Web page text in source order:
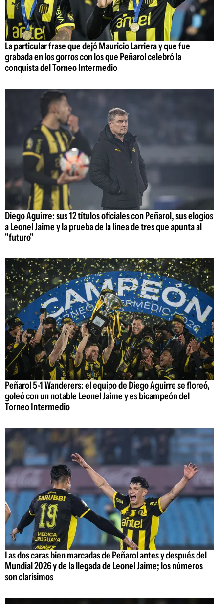
La particular frase que dejó Mauricio Larriera y que fue
grabada en los gorros con los que Peñarol celebró la
conquista del Torneo Intermedio
Diego Aguirre: sus 12 títulos oficiales con Peñarol, sus elogios
a Leonel Jaime y la prueba de la línea de tres que apunta al
"futuro"
Peñarol 5-1 Wanderers: el equipo de Diego Aguirre se floreó,
goleó con un notable Leonel Jaime y es bicampeón del
Torneo Intermedio
Las dos caras bien marcadas de Peñarol antes y después del
Mundial 2026 y de la llegada de Leonel Jaime; los números
son clarísimos